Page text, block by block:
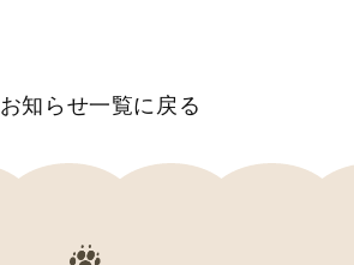
お知らせ一覧に戻る